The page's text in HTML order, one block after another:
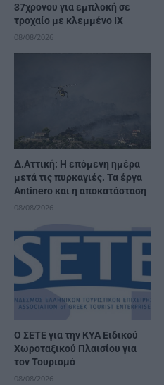
37χρονου για εμπλοκή σε
τροχαίο με κλεμμένο ΙΧ
08/08/2026
Δ.Αττική: Η επόμενη ημέρα
μετά τις πυρκαγιές. Τα έργα
Antinero και η αποκατάσταση
08/08/2026
Ο ΣΕΤΕ για την ΚΥΑ Ειδικού
Χωροταξικού Πλαισίου για
τον Τουρισμό
08/08/2026